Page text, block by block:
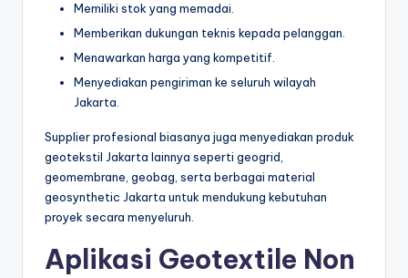
Memiliki stok yang memadai.
Memberikan dukungan teknis kepada pelanggan.
Menawarkan harga yang kompetitif.
Menyediakan pengiriman ke seluruh wilayah
Jakarta.
Supplier profesional biasanya juga menyediakan produk
geotekstil Jakarta lainnya seperti geogrid,
geomembrane, geobag, serta berbagai material
geosynthetic Jakarta untuk mendukung kebutuhan
proyek secara menyeluruh.
Aplikasi Geotextile Non